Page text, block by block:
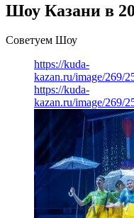
Шоу Казани в
Советуем Шоу
https://kuda-
kazan.ru/image/269/
https://kuda-
kazan.ru/image/269/